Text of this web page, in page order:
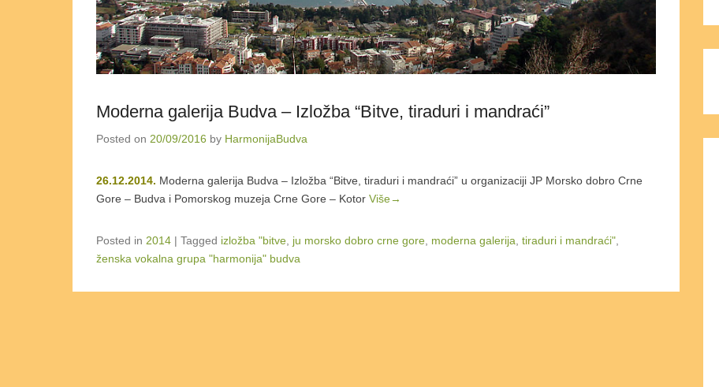
Moderna galerija Budva – Izložba “Bitve, tiraduri i mandraći”
Posted on 20/09/2016 by HarmonijaBudva
26.12.2014. Moderna galerija Budva – Izložba “Bitve, tiraduri i mandraći” u organizaciji JP Morsko dobro Crne
Gore – Budva i Pomorskog muzeja Crne Gore – Kotor Više→
Posted in 2014 | Tagged izložba "bitve ju morsko dobro crne gore moderna galerija tiraduri i mandraći"
ženska vokalna grupa "harmonija" budva